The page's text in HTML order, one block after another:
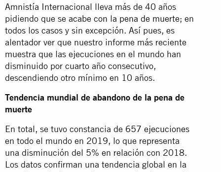
Amnistía Internacional lleva más de 40 años
pidiendo que se acabe con la pena de muerte; en
todos los casos y sin excepción. Así pues, es
alentador ver que nuestro informe más reciente
muestra que las ejecuciones en el mundo han
disminuido por cuarto año consecutivo,
descendiendo otro mínimo en 10 años.
Tendencia mundial de abandono de la pena de
muerte
En total, se tuvo constancia de 657 ejecuciones
en todo el mundo en 2019, lo que representa
una disminución del 5% en relación con 2018.
Los datos confirman una tendencia global en la